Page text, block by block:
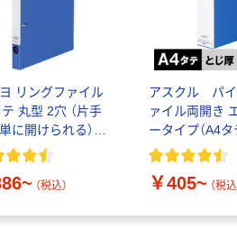
リングファイル
丸型 2穴 （片手
に開けられる）ス
タイル
（税込）
アスクル パイ
ァイル両開き
ータイプ（A4タ
￥405~ （税込